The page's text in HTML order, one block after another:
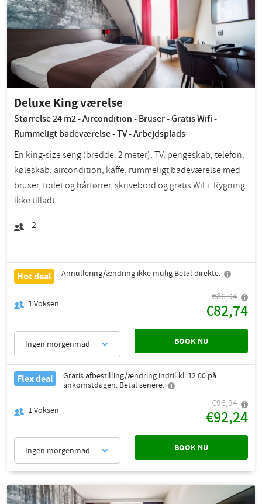
Deluxe King værelse
Størrelse 24 m2 - Aircondition - Bruser - Gratis Wifi -
Rummeligt badeværelse - TV - Arbejdsplads
En king-size seng (bredde: 2 meter), TV, pengeskab, telefon,
køleskab, aircondition, kaffe, rummeligt badeværelse med
bruser, toilet og hårtørrer, skrivebord og gratis WiFi. Rygning
ikke tilladt.
2
Hot deal Annullering/ændring ikke mulig Betal direkte.
1Voksen
€86,94
€82,74
Ingen morgenmad BOOK NU
Flex deal
Gratis afbestilling/ændring indtil kl. 12.00 på
ankomstdagen. Betal senere.
1Voksen
€96,94
€92,24
Ingen morgenmad BOOK NU